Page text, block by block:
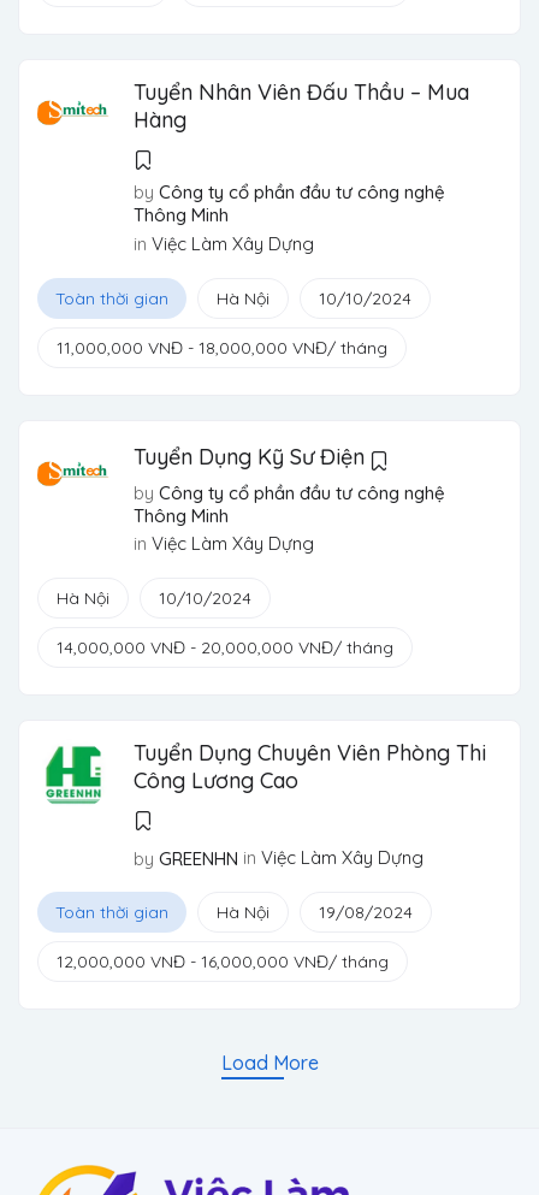
Tuyển Nhân Viên Đấu Thầu – Mua
Hàng
by Công ty cổ phần đầu tư công nghệ
Thông Minh
in Việc Làm Xây Dựng
Toàn thời gian Hà Nội 10/10/2024
11,000,000 VNĐ - 18,000,000 VNĐ/ tháng
Tuyển Dụng Kỹ Sư Điện
by Công ty cổ phần đầu tư công nghệ
Thông Minh
in Việc Làm Xây Dựng
Hà Nội 10/10/2024
14,000,000 VNĐ - 20,000,000 VNĐ/ tháng
Tuyển Dụng Chuyên Viên Phòng Thi
Công Lương Cao
by GREENHN in Việc Làm Xây Dựng
Toàn thời gian Hà Nội 19/08/2024
12,000,000 VNĐ - 16,000,000 VNĐ/ tháng
Load More